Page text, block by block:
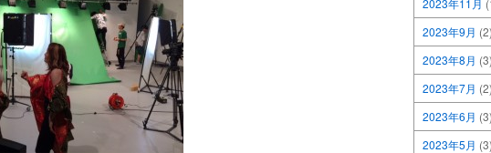
2023年11月
2023年9月 (2)
2023年8月 (3)
2023年7月 (2)
2023年6月 (3)
2023年5月 (3)